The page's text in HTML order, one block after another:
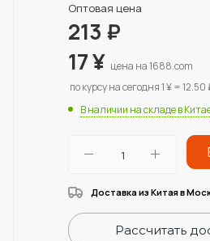
Оптовая цена
213 ₽
17¥ цена на 1688.com
по курсу на сегодня 1 ¥ = 12.50
В наличии на складе в
Доставка из Китая в
Рассчитать